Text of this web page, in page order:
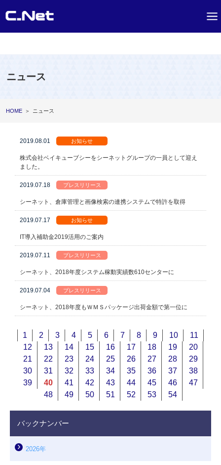
ニュース
HOME ＞ ニュース
2019.08.01 お知らせ
株式会社ベイキューブシーをシーネットグループの一員として迎え
ました。
2019.07.18 プレスリリース
シーネット、倉庫管理と画像検索の連携システムで特許を取得
2019.07.17 お知らせ
IT導入補助金2019活用のご案内
2019.07.11 プレスリリース
シーネット、2018年度システム稼動実績数610センターに
2019.07.04 プレスリリース
シーネット、2018年度もＷＭＳパッケージ出荷金額で第一位に
1 2 3 4 5 6 7 8 9 10
11
12
13 14 15 16 17 18 19
20
21
22 23 24 25 26 27 28
29
30
31 32 33 34 35 36 37
38
39
40 41 42 43 44 45 46
47
48
49 50 51 52 53 54
バックナンバー
2026年